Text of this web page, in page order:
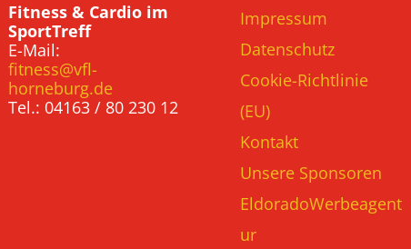
Fitness & Cardio im
SportTreff
E-Mail:
fitness@vfl-
horneburg.de
Tel.: 04163 / 80 230 12
Impressum
Datenschutz
Cookie-Richtlinie
(EU)
Kontakt
Unsere Sponsoren
EldoradoWerbeagent
ur